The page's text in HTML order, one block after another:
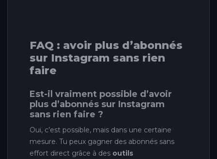
FAQ : avoir plus d’abonnés
sur Instagram sans rien
faire
Est-il vraiment possible d’avoir
plus d’abonnés sur Instagram
sans rien faire ?
Oui, c’est possible, mais dans une certaine
mesure. Tu peux gagner des abonnés sans
effort direct grâce à des outils